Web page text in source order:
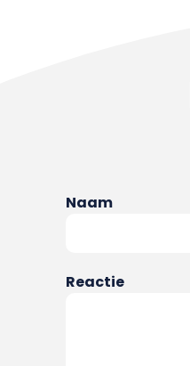
Naam
Reactie